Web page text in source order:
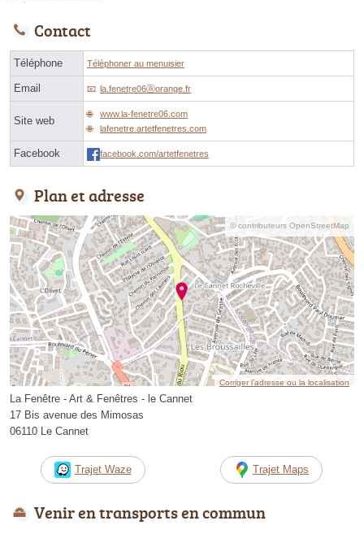
Contact
Téléphone Téléphoner au menuisier
Email la.fenetre06ⓐorange.fr
Site web
www.la-fenetre06.com
lafenetre.artetfenetres.com
Facebook facebook.com/artetfenetres
Plan et adresse
© contributeurs OpenStreetMap
Corriger l’adresse ou la localisation
La Fenêtre - Art & Fenêtres - le Cannet
17 Bis avenue des Mimosas
06110 Le Cannet
Trajet Waze Trajet Maps
Venir en transports en commun